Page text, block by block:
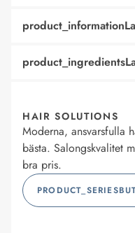
HAIR SOLUTIONS
Moderna, ansvarsfulla
bästa. Salongskvalitet
bra pris.